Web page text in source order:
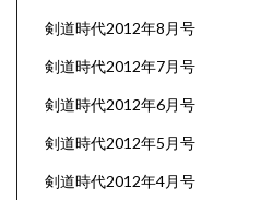
剣道時代2012年8月号
剣道時代2012年7月号
剣道時代2012年6月号
剣道時代2012年5月号
剣道時代2012年4月号